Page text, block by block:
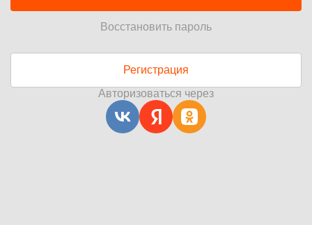
Восстановить пароль
Регистрация
Авторизоваться через